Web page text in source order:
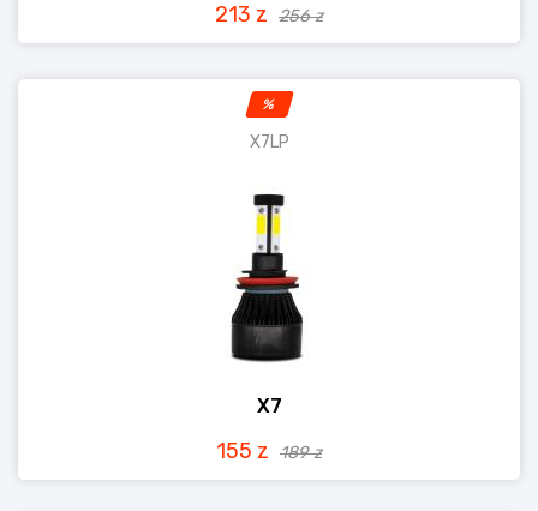
213 z 256 z
%
X7LP
X7
155 z 189 z